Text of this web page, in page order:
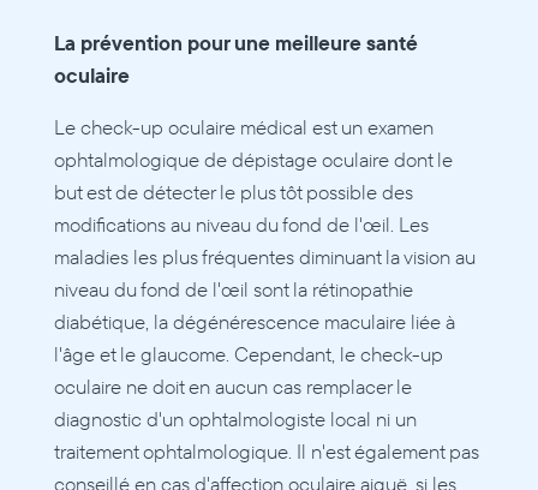
La prévention pour une meilleure santé
oculaire
Le check-up oculaire médical est un examen
ophtalmologique de dépistage oculaire dont le
but est de détecter le plus tôt possible des
modifications au niveau du fond de l'œil. Les
maladies les plus fréquentes diminuant la vision au
niveau du fond de l'œil sont la rétinopathie
diabétique, la dégénérescence maculaire liée à
l'âge et le glaucome. Cependant, le check-up
oculaire ne doit en aucun cas remplacer le
diagnostic d'un ophtalmologiste local ni un
traitement ophtalmologique. Il n'est également pas
conseillé en cas d'affection oculaire aiguë, si les